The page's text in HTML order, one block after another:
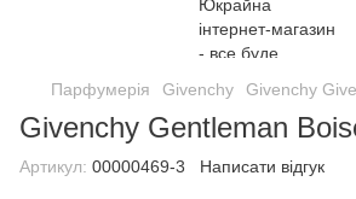
Парфумерія Givenchy Givenchy
Givenchy Gentleman
Артикул: 00000469-3 Написати відгук